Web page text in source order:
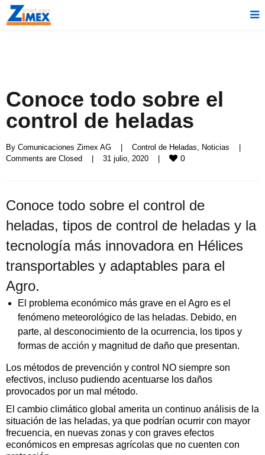
Conoce todo sobre el
control de heladas
By Comunicaciones Zimex AG Control de Heladas, Noticias
Comments are Closed
31 julio, 2020 0
Conoce todo sobre el control de
heladas, tipos de control de heladas y la
tecnología más innovadora en Hélices
transportables y adaptables para el
Agro.
El problema económico más grave en el Agro es el
fenómeno meteorológico de las heladas. Debido, en
parte, al desconocimiento de la ocurrencia, los tipos y
formas de acción y magnitud de daño que presentan.
Los métodos de prevención y control NO siempre son
efectivos, incluso pudiendo acentuarse los daños
provocados por un mal método.
El cambio climático global amerita un continuo análisis de la
situación de las heladas, ya que podrían ocurrir con mayor
frecuencia, en nuevas zonas y con graves efectos
económicos en empresas agrícolas que no cuenten con